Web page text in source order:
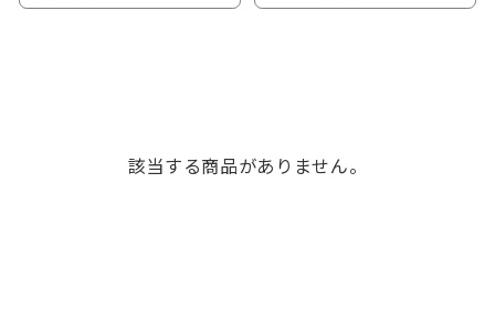
該当する商品がありません。